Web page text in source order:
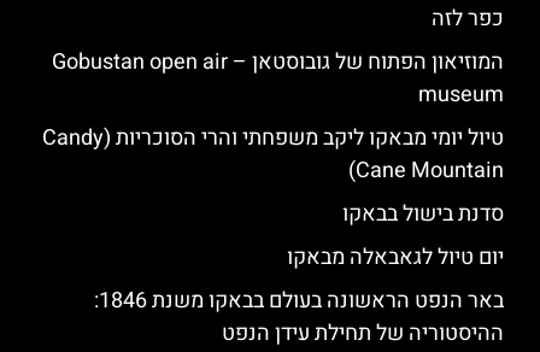
כפר לזה
המוזיאון הפתוח של גובוסטאן – Gobustan open air
museum
טיול יומי מבאקו ליקב משפחתי והרי הסוכריות (Candy
Cane Mountain)
סדנת בישול בבאקו
יום טיול לגאבאלה מבאקו
באר הנפט הראשונה בעולם בבאקו משנת 1846:
ההיסטוריה של תחילת עידן הנפט